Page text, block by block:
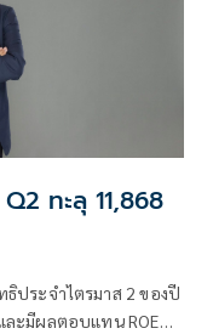
ทะลุ 11,868
ประจำไตรมาส 2 ของปี
ะมีผลตอบแทน ROE